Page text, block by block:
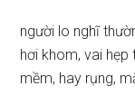
người lo nghĩ
hơi khom, vai
mềm, hay rụng,